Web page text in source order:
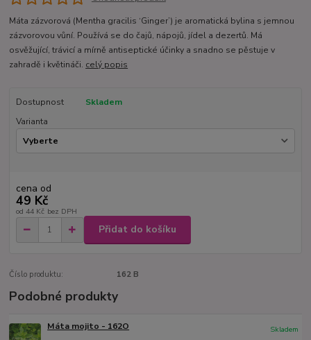
Máta zázvorová (Mentha gracilis ‘Ginger’) je aromatická bylina s jemnou
zázvorovou vůní. Používá se do čajů, nápojů, jídel a dezertů. Má
osvěžující, trávicí a mírně antiseptické účinky a snadno se pěstuje v
zahradě i květináči. celý popis
Dostupnost
Skladem
Varianta
cena od
49 Kč
od 44 Kč bez DPH
Přidat do košíku
Číslo produktu: 162 B
Podobné produkty
Máta mojito - 162O
Skladem